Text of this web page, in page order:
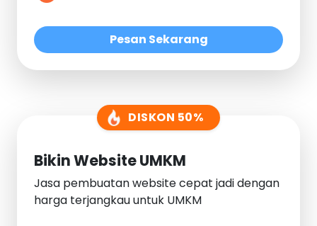
Pesan Sekarang
DISKON 50%
Bikin Website UMKM
Jasa pembuatan website cepat jadi dengan
harga terjangkau untuk UMKM